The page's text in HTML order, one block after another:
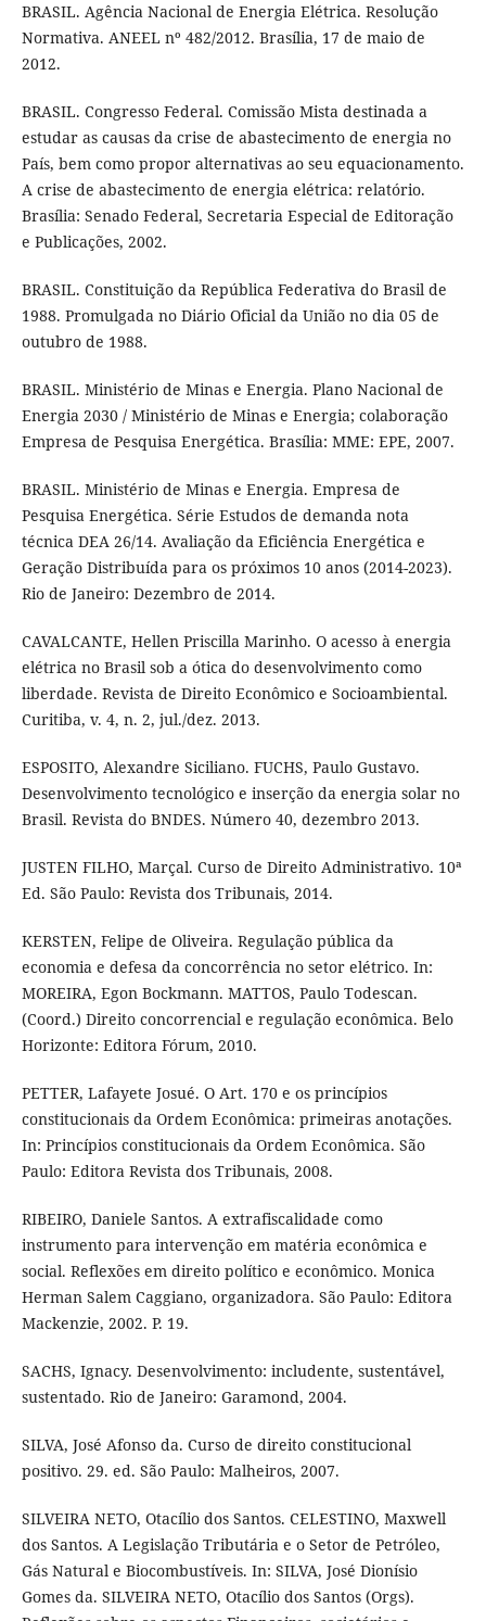
BRASIL. Agência Nacional de Energia Elétrica. Resolução
Normativa. ANEEL nº 482/2012. Brasília, 17 de maio de
2012.
BRASIL. Congresso Federal. Comissão Mista destinada a
estudar as causas da crise de abastecimento de energia no
País, bem como propor alternativas ao seu equacionamento.
A crise de abastecimento de energia elétrica: relatório.
Brasília: Senado Federal, Secretaria Especial de Editoração
e Publicações, 2002.
BRASIL. Constituição da República Federativa do Brasil de
1988. Promulgada no Diário Oficial da União no dia 05 de
outubro de 1988.
BRASIL. Ministério de Minas e Energia. Plano Nacional de
Energia 2030 / Ministério de Minas e Energia; colaboração
Empresa de Pesquisa Energética. Brasília: MME: EPE, 2007.
BRASIL. Ministério de Minas e Energia. Empresa de
Pesquisa Energética. Série Estudos de demanda nota
técnica DEA 26/14. Avaliação da Eficiência Energética e
Geração Distribuída para os próximos 10 anos (2014-2023).
Rio de Janeiro: Dezembro de 2014.
CAVALCANTE, Hellen Priscilla Marinho. O acesso à energia
elétrica no Brasil sob a ótica do desenvolvimento como
liberdade. Revista de Direito Econômico e Socioambiental.
Curitiba, v. 4, n. 2, jul./dez. 2013.
ESPOSITO, Alexandre Siciliano. FUCHS, Paulo Gustavo.
Desenvolvimento tecnológico e inserção da energia solar no
Brasil. Revista do BNDES. Número 40, dezembro 2013.
JUSTEN FILHO, Marçal. Curso de Direito Administrativo. 10ª
Ed. São Paulo: Revista dos Tribunais, 2014.
KERSTEN, Felipe de Oliveira. Regulação pública da
economia e defesa da concorrência no setor elétrico. In:
MOREIRA, Egon Bockmann. MATTOS, Paulo Todescan.
(Coord.) Direito concorrencial e regulação econômica. Belo
Horizonte: Editora Fórum, 2010.
PETTER, Lafayete Josué. O Art. 170 e os princípios
constitucionais da Ordem Econômica: primeiras anotações.
In: Princípios constitucionais da Ordem Econômica. São
Paulo: Editora Revista dos Tribunais, 2008.
RIBEIRO, Daniele Santos. A extrafiscalidade como
instrumento para intervenção em matéria econômica e
social. Reflexões em direito político e econômico. Monica
Herman Salem Caggiano, organizadora. São Paulo: Editora
Mackenzie, 2002. P. 19.
SACHS, Ignacy. Desenvolvimento: includente, sustentável,
sustentado. Rio de Janeiro: Garamond, 2004.
SILVA, José Afonso da. Curso de direito constitucional
positivo. 29. ed. São Paulo: Malheiros, 2007.
SILVEIRA NETO, Otacílio dos Santos. CELESTINO, Maxwell
dos Santos. A Legislação Tributária e o Setor de Petróleo,
Gás Natural e Biocombustíveis. In: SILVA, José Dionísio
Gomes da. SILVEIRA NETO, Otacílio dos Santos (Orgs).